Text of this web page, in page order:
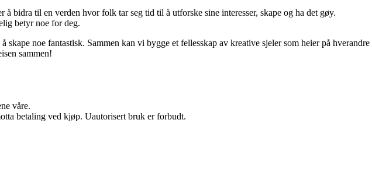
bidra til en verden hvor folk tar seg tid til å utforske sine interesser, skape og ha det gøy.
betyr noe for deg.
noe fantastisk. Sammen kan vi bygge et fellesskap av kreative sjeler som heier på hverandre
sammen!
våre.
betaling ved kjøp. Uautorisert bruk er forbudt.